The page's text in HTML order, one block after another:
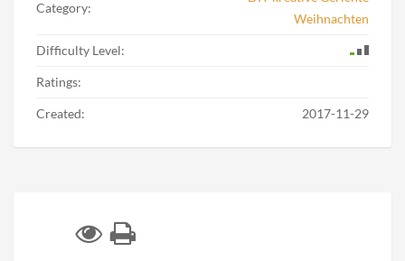
Category:
Weihnachten
Difficulty Level:
Ratings:
Created: 2017-11-29